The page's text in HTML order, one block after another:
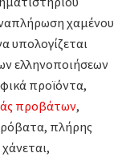
χαμένου
υπολογίζεται
ελληνοποιήσεων
προϊόντα,
προβάτων,
πλήρης